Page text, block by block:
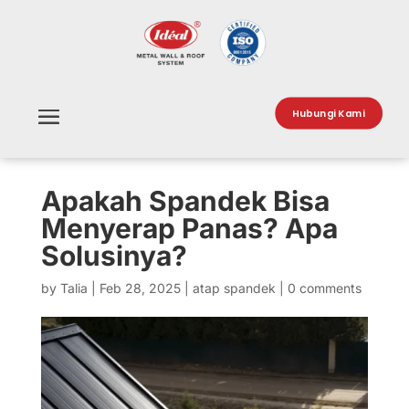
Hubungi Kami
Apakah Spandek Bisa
Menyerap Panas? Apa
Solusinya?
by Talia Feb 28, 2025| atap spandek 0 comments